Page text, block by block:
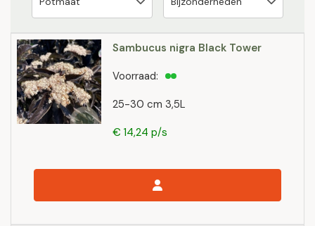
Sambucus nigra Black Tower
25-30 cm 3,5L
Voorraad:
€ 14,24 p/s